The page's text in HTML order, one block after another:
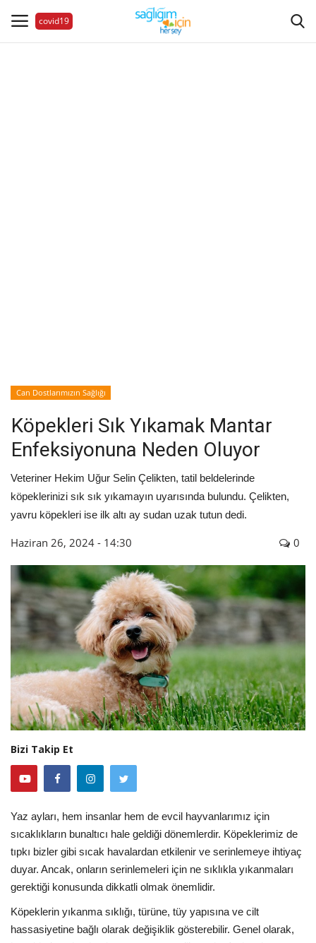
covid19
Tanı-Tedavi
Can Dostlarımızın Sağlığı
Köpekleri Sık Yıkamak Mantar
Enfeksiyonuna Neden Oluyor
Veteriner Hekim Uğur Selin Çelikten, tatil beldelerinde
köpeklerinizi sık sık yıkamayın uyarısında bulundu. Çelikten,
yavru köpekleri ise ilk altı ay sudan uzak tutun dedi.
Haziran 26, 2024 - 14:30 0
Bizi Takip Et
Yaz ayları, hem insanlar hem de evcil hayvanlarımız için
sıcaklıkların bunaltıcı hale geldiği dönemlerdir. Köpeklerimiz de
tıpkı bizler gibi sıcak havalardan etkilenir ve serinlemeye ihtiyaç
duyar. Ancak, onların serinlemeleri için ne sıklıkla yıkanmaları
gerektiği konusunda dikkatli olmak önemlidir.
Köpeklerin yıkanma sıklığı, türüne, tüy yapısına ve cilt
hassasiyetine bağlı olarak değişiklik gösterebilir. Genel olarak,